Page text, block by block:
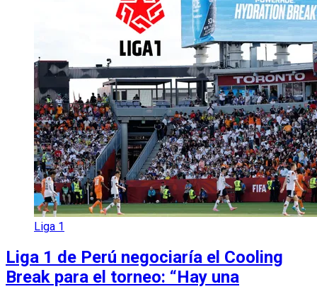
Liga 1
Liga 1 de Perú negociaría el Cooling
Break para el torneo: “Hay una